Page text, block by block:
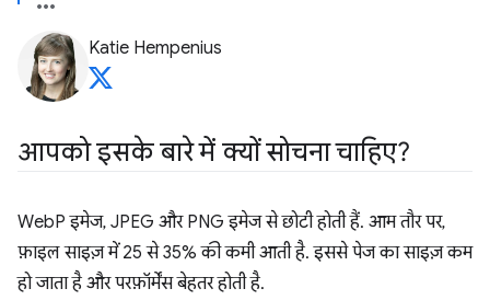
Katie Hempenius
आपको इसके बारे में क्यों सोचना चाहिए?
WebP इमेज, JPEG और PNG इमेज से छोटी होती हैं. आम तौर पर,
फ़ाइल साइज़ में 25 से 35% की कमी आती है. इससे पेज का साइज़ कम
हो जाता है और परफ़ॉर्मेंस बेहतर होती है.